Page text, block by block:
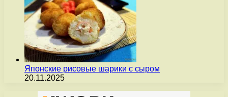
Японские рисовые шарики с сыром
20.11.2025